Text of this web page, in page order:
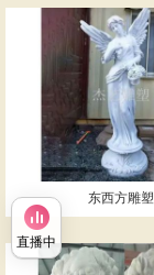
东西方雕塑
直播中